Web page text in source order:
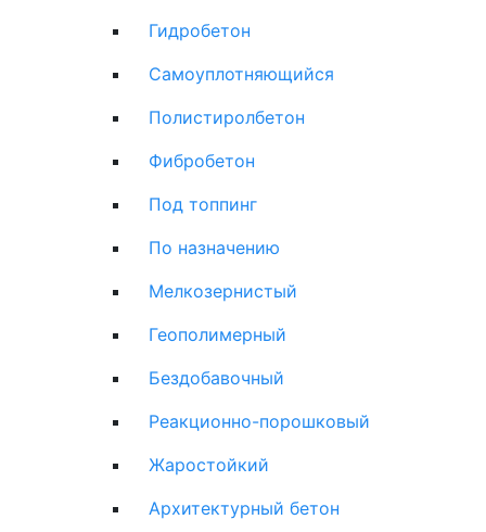
Гидробетон
Самоуплотняющийся
Полистиролбетон
Фибробетон
Под топпинг
По назначению
Мелкозернистый
Геополимерный
Бездобавочный
Реакционно-порошковый
Жаростойкий
Архитектурный бетон